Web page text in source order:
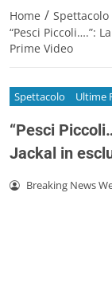
Home / Spettacolo
“Pesci Piccoli….”:
Prime Video
Spettacolo Ultime
“Pesci
Jackal in
Breaking News